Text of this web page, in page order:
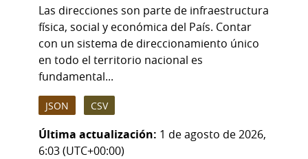
Las direcciones son parte de infraestructura
física, social y económica del País. Contar
con un sistema de direccionamiento único
en todo el territorio nacional es
fundamental...
JSON CSV
Última actualización: 1 de agosto de 2026,
6:03 (UTC+00:00)